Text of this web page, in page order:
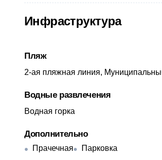
Инфраструктура
Пляж
2-ая пляжная линия,
Водные развлечения
Водная горка
Дополнительно
Прачечная Парковка